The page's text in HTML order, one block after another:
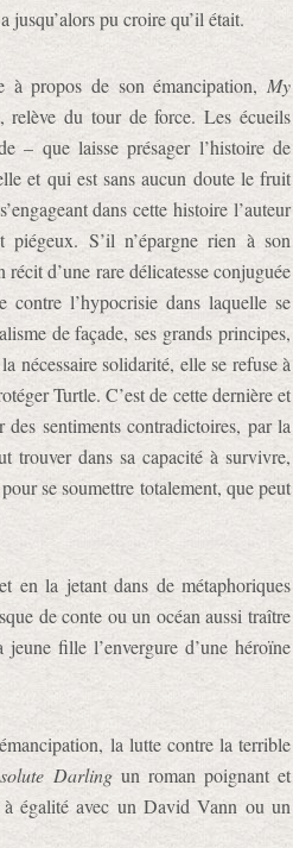
jusqu’alors pu croire qu’il était.
propos de son émancipation, My
du tour de force. Les écueils
– que laisse présager l’histoire de
et qui est sans aucun doute le fruit
dans cette histoire l’auteur
S’il n’épargne rien à son
d’une rare délicatesse conjuguée
l’hypocrisie dans laquelle se
de façade, ses grands principes,
nécessaire solidarité, elle se refuse à
Turtle. C’est de cette dernière et
sentiments contradictoires, par la
trouver dans sa capacité à survivre,
se soumettre totalement, que peut
en la jetant dans de métaphoriques
de conte ou un océan aussi traître
fille l’envergure d’une héroïne
la lutte contre la terrible
Darlingun roman poignant et
à égalité avec un David Vann ou un